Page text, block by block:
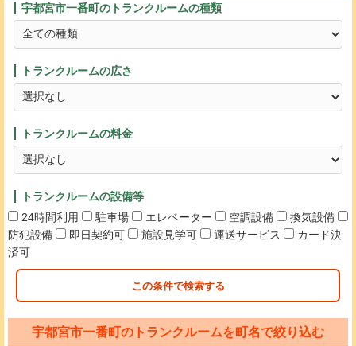
宇都宮市一番町のトランクルームの種類
トランクルームの広さ
トランクルームの料金
トランクルームの設備等
24時間利用
駐車場 エレベーター 空調設備
換気設備
防犯設備
即日契約可 施設見学可 運送サービス
カード決
済可
この条件で検索する
宇都宮市一番町のトランクルームを町名で絞り込む